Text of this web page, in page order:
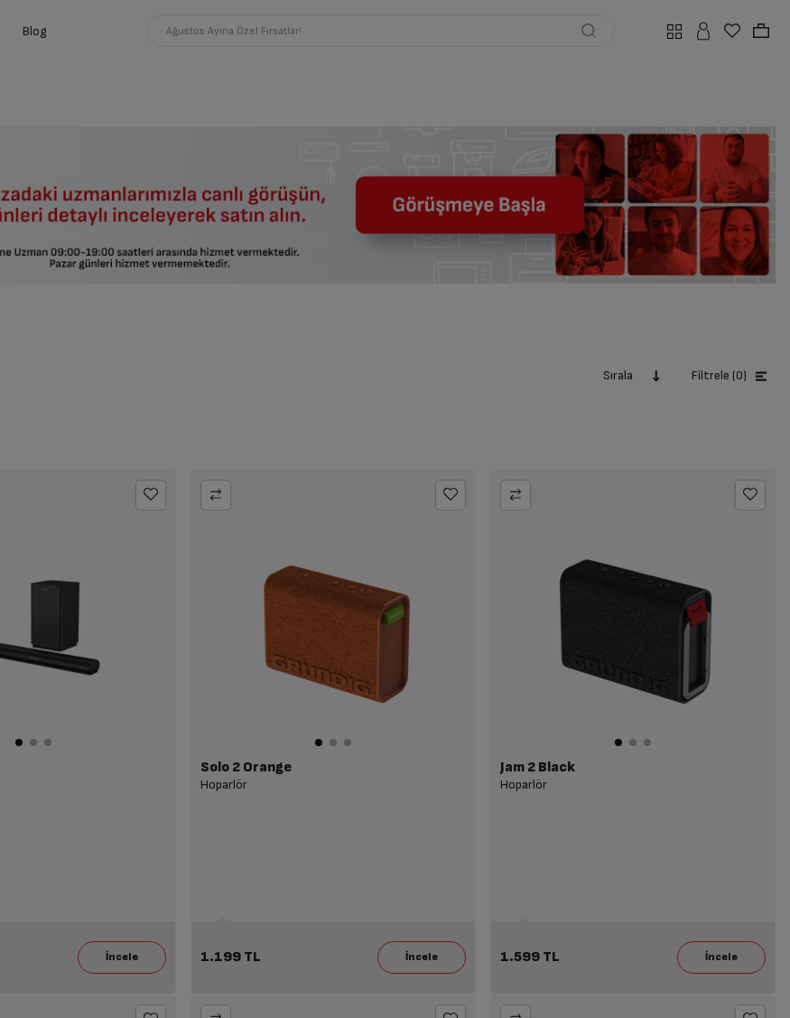
Blog Ağustos Ayına Özel Fırsatlar!
Sırala Filtrele (0)
Solo 2 Orange
Hoparlör
1.199 TL
Jam 2 Black
Hoparlör
1.599 TL